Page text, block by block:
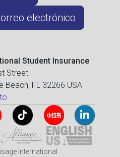
electrónico
Student Insurance
Street
Beach, FL 32266 USA
International